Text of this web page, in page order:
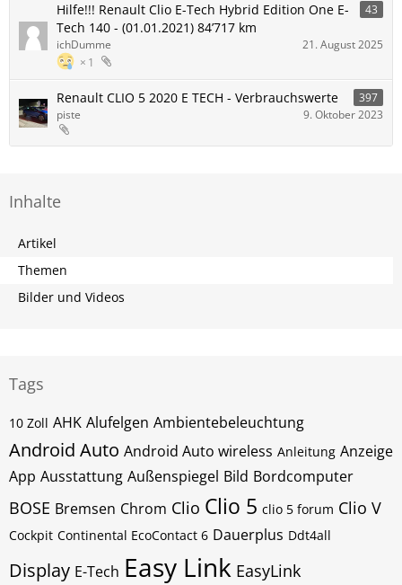
Hilfe!!! Renault Clio E-Tech Hybrid Edition One E-
Tech 140 - (01.01.2021) 84’717 km
43
1
ichDumme 21. August 2025
Renault CLIO 5 2020 E TECH - Verbrauchswerte
397
piste
9. Oktober 2023
Inhalte
Artikel
Themen
Bilder und Videos
Tags
10 Zoll AHK Alufelgen Ambientebeleuchtung
Android Auto Android Auto wireless Anleitung Anzeige
App Ausstattung Außenspiegel Bild Bordcomputer
BOSE Bremsen Chrom Clio Clio 5 clio 5 forum Clio V
Cockpit Continental EcoContact 6 Dauerplus Ddt4all
Display E-Tech Easy Link EasyLink